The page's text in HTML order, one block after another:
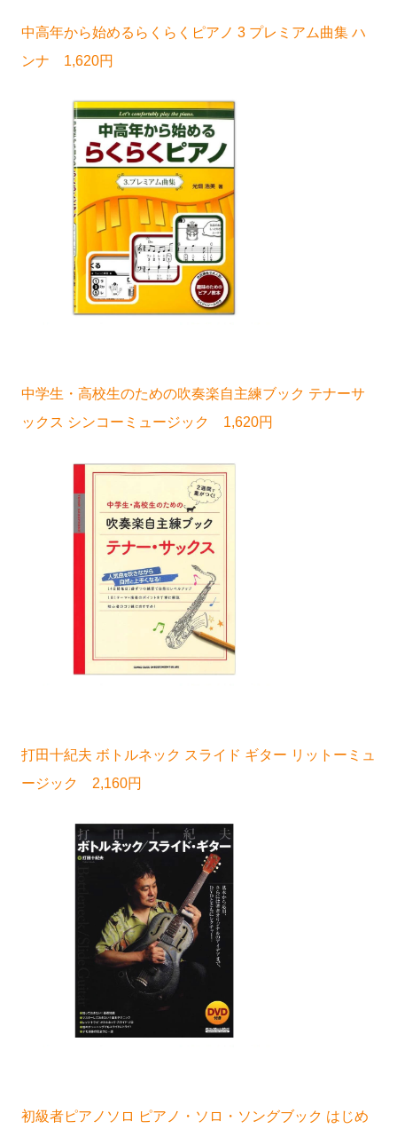
中高年から始めるらくらくピアノ 3 プレミアム曲集 ハ
ンナ 1,620円
中学生・高校生のための吹奏楽自主練ブック テナーサ
ックス シンコーミュージック 1,620円
打田十紀夫 ボトルネック スライド ギター リットーミュ
ージック 2,160円
初級者ピアノソロ ピアノ・ソロ・ソングブック はじめ